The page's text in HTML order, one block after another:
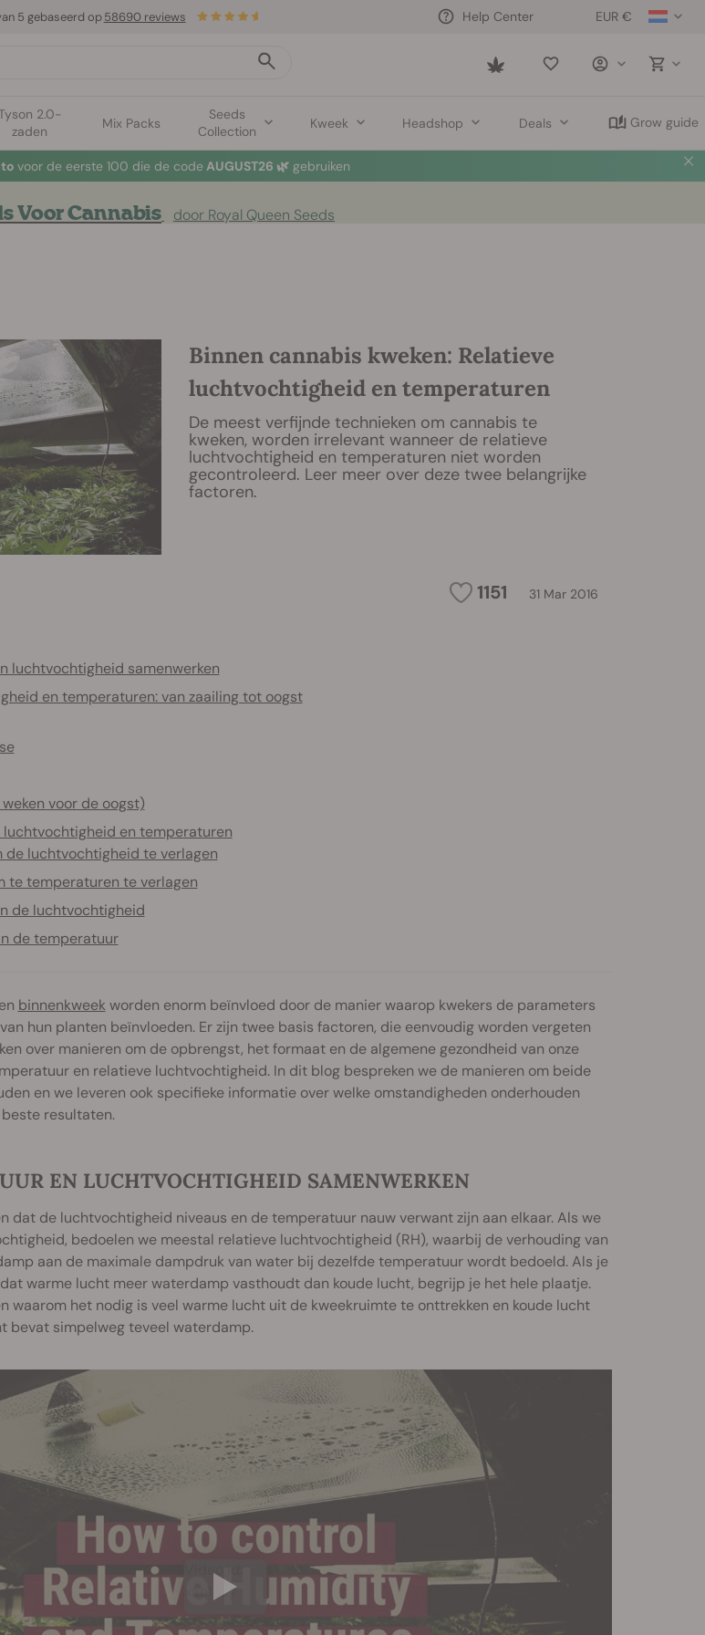
EUR €
Help Center
Saved
2.0-
zaden
Mix Packs
Seeds
Collection
Kweek Headshop Deals Grow guide
5 gebaseerd op 58690 reviews
voor de eerste 100 die de code AUGUST26 🌿 gebruiken
Voor Cannabis door Royal Queen Seeds
Binnen cannabis kweken: Relatieve
luchtvochtigheid en temperaturen
De meest verfijnde technieken om cannabis te
kweken, worden irrelevant wanneer de relatieve
luchtvochtigheid en temperaturen niet worden
gecontroleerd. Leer meer over deze twee belangrijke
factoren.
1151 31 Mar 2016
luchtvochtigheid samenwerken
en temperaturen: van zaailing tot oogst
voor de oogst)
luchtvochtigheid en temperaturen
de luchtvochtigheid te verlagen
te temperaturen te verlagen
de luchtvochtigheid
de temperatuur
binnenkweekworden enorm beïnvloed door de manier waarop kwekers de parameters
hun planten beïnvloeden. Er zijn twee basis factoren, die eenvoudig worden vergeten
over manieren om de opbrengst, het formaat en de algemene gezondheid van onze
en relatieve luchtvochtigheid. In dit blog bespreken we de manieren om beide
en we leveren ook specifieke informatie over welke omstandigheden onderhouden
resultaten.
EN LUCHTVOCHTIGHEID SAMENWERKEN
dat de luchtvochtigheid niveaus en de temperatuur nauw verwant zijn aan elkaar. Als we
bedoelen we meestal relatieve luchtvochtigheid (RH), waarbij de verhouding van
aan de maximale dampdruk van water bij dezelfde temperatuur wordt bedoeld. Als je
warme lucht meer waterdamp vasthoudt dan koude lucht, begrijp je het hele plaatje.
waarom het nodig is veel warme lucht uit de kweekruimte te onttrekken en koude lucht
bevat simpelweg teveel waterdamp.
Video id:
xae1s3y